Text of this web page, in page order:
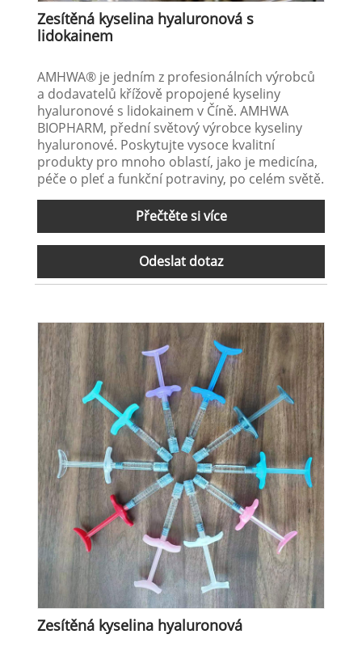
Zesítěná kyselina hyaluronová s
lidokainem
AMHWA® je jedním z profesionálních výrobců
a dodavatelů křížově propojené kyseliny
hyaluronové s lidokainem v Číně. AMHWA
BIOPHARM, přední světový výrobce kyseliny
hyaluronové. Poskytujte vysoce kvalitní
produkty pro mnoho oblastí, jako je medicína,
péče o pleť a funkční potraviny, po celém světě.
Přečtěte si více
Odeslat dotaz
Zesítěná kyselina hyaluronová